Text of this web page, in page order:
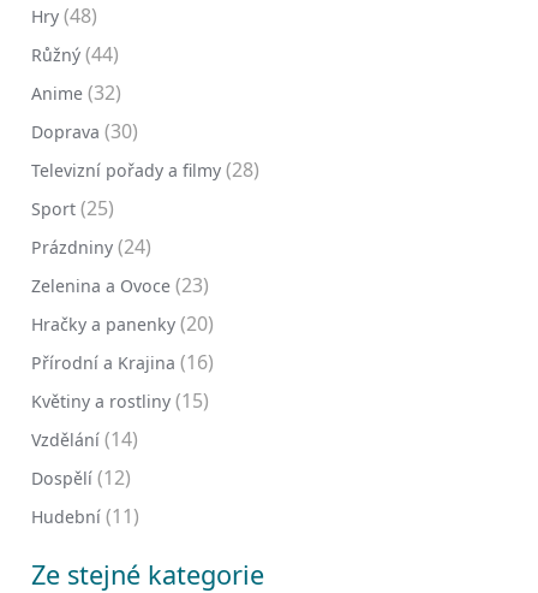
Hry (48)
Růžný (44)
Anime (32)
Doprava (30)
Televizní pořady a filmy (28)
Sport (25)
Prázdniny (24)
Zelenina a Ovoce (23)
Hračky a panenky (20)
Přírodní a Krajina (16)
Květiny a rostliny (15)
Vzdělání (14)
Dospělí (12)
Hudební (11)
Ze stejné kategorie